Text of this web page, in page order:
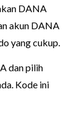
DANA
akun DANA
yang cukup.
dan pilih
Kode ini